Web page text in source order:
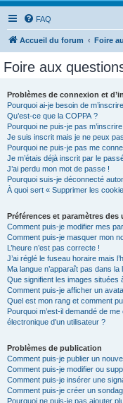
FAQ
Accueil du forum Foire
Foire aux
Problèmes de connexion et
Pourquoi ai-je besoin de
Qu’est-ce que la COPPA ?
Pourquoi ne puis-je pas
Je suis inscrit mais je ne peux
Pourquoi ne puis-je pas me
Je m’étais déjà inscrit par le
J’ai perdu mon mot de passe !
Pourquoi suis-je déconnecté
À quoi sert « Supprimer les
Préférences et paramètres des
Comment puis-je modifier mes
Comment puis-je masquer mon
L’heure n’est pas correcte !
J’ai réglé le fuseau horaire mais
Ma langue n’apparaît pas dans la
Que signifient les images situées
Comment puis-je afficher un
Quel est mon rang et comment
Pourquoi m’est-il demandé de
électronique d’un utilisateur ?
Problèmes de publication
Comment puis-je publier un
Comment puis-je modifier ou
Comment puis-je insérer une
Comment puis-je créer un
Pourquoi ne puis-je pas ajouter